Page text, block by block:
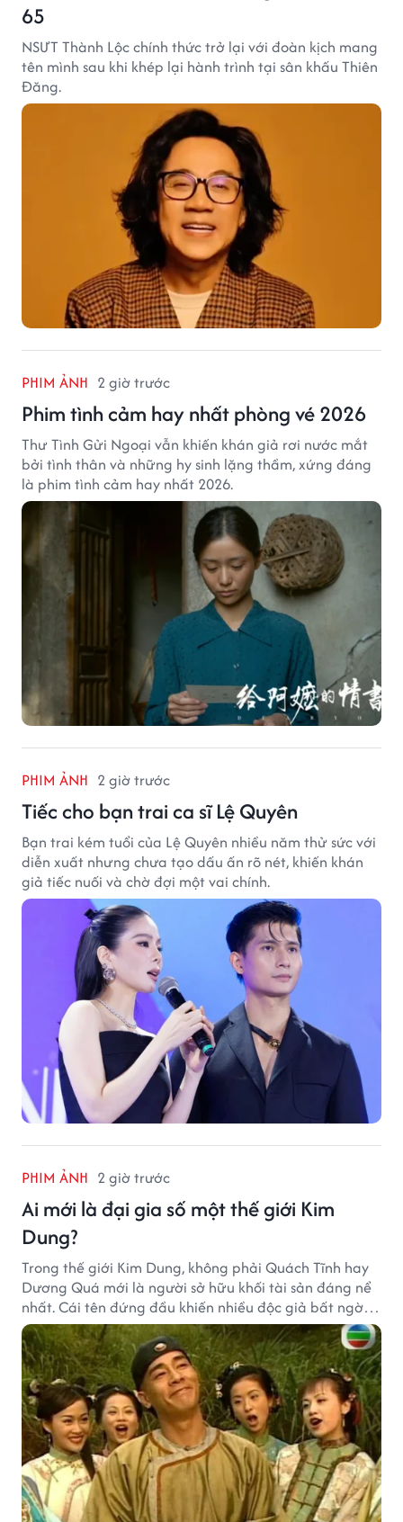
65
NSƯT Thành Lộc chính thức trở lại với đoàn kịch mang
tên mình sau khi khép lại hành trình tại sân khấu Thiên
Đăng.
PHIM ẢNH 2 giờ trước
Phim tình cảm hay nhất phòng vé 2026
Thư Tình Gửi Ngoại vẫn khiến khán giả rơi nước mắt
bởi tình thân và những hy sinh lặng thầm, xứng đáng
là phim tình cảm hay nhất 2026.
PHIM ẢNH 2 giờ trước
Tiếc cho bạn trai ca sĩ Lệ Quyên
Bạn trai kém tuổi của Lệ Quyên nhiều năm thử sức với
diễn xuất nhưng chưa tạo dấu ấn rõ nét, khiến khán
giả tiếc nuối và chờ đợi một vai chính.
PHIM ẢNH 2 giờ trước
Ai mới là đại gia số một thế giới Kim
Dung?
Trong thế giới Kim Dung, không phải Quách Tĩnh hay
Dương Quá mới là người sở hữu khối tài sản đáng nể
nhất. Cái tên đứng đầu khiến nhiều độc giả bất ngờ
bởi xuất thân của nhân vật này hoàn toàn không
giống một đại hiệp.